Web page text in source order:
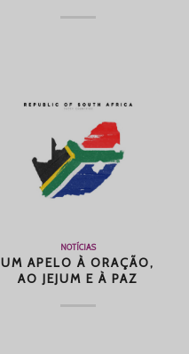
NOTÍCIAS
UM APELO À ORAÇÃO,
AO JEJUM E À PAZ